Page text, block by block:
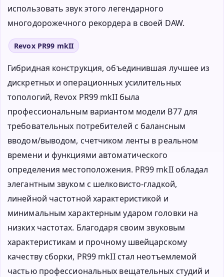
использовать звук этого легендарного
многодорожечного рекордера в своей DAW.
Revox PR99 mkII
Гибридная конструкция, объединившая лучшее из
дискретных и операционных усилительных
топологий, Revox PR99 mkII была
профессиональным вариантом модели B77 для
требовательных потребителей с балансным
вводом/выводом, счетчиком ленты в реальном
времени и функциями автоматического
определения местоположения. PR99 mkII обладал
элегантным звуком с шелковисто-гладкой,
линейной частотной характеристикой и
минимальным характерным ударом головки на
низких частотах. Благодаря своим звуковым
характеристикам и прочному швейцарскому
качеству сборки, PR99 mkII стал неотъемлемой
частью профессиональных вещательных студий и